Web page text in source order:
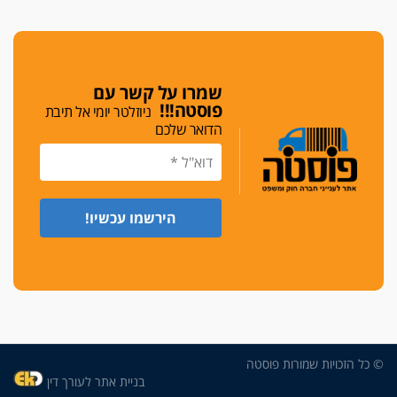
בימ"ש מחוזי: החלטת עמית בכר לדחות מינוי מנכ"ל
חדש ללשכה אינה סבירה
משפחה ופוליטיקה
עו"ד גלעד מנשה ויאיר בכורו חגגו בר מצווה, שרי
דורשים הגנה וביטחון"
שמרו על קשר עם
פוסטה!!! ניוזלטר יומי אל תיבת
הדואר שלכם
© כל הזכויות שמורות פוסטה
בניית אתר לעורך דין